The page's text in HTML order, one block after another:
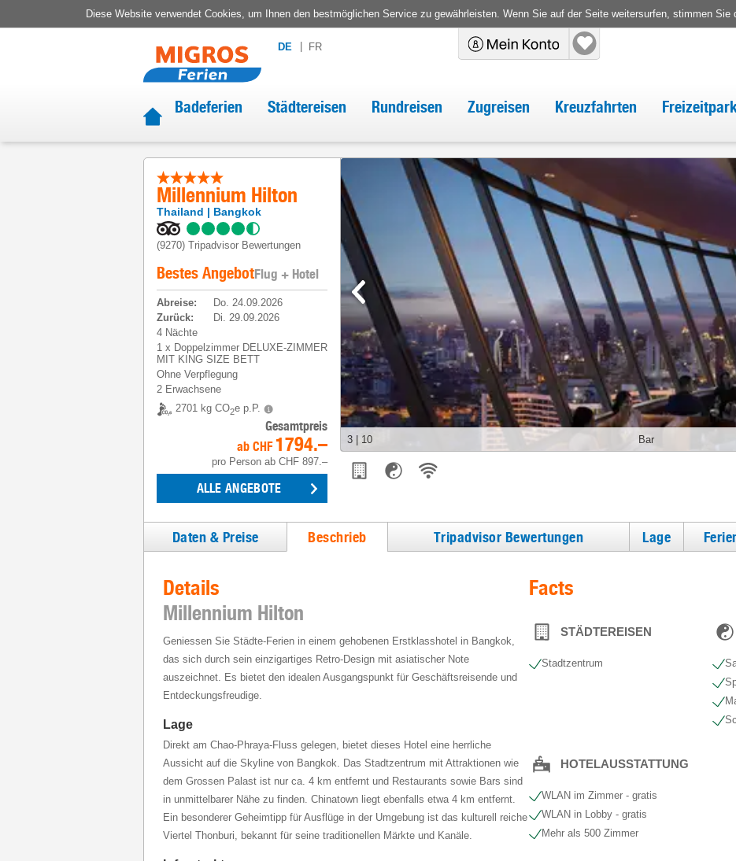
Diese Website verwendet Cookies, um Ihnen den bestmöglichen Service zu gewährleisten. Wenn Sie auf der Seite weitersurfen, stimmen Sie
DE FR
Badeferien Städtereisen Rundreisen Zugreisen Kreuzfahrten
Millennium Hilton
Thailand Bangkok
(9270) Tripadvisor Bewertungen
Bestes AngebotFlug + Hotel
Abreise:
Do. 24.09.2026
Zurück:
Di. 29.09.2026
4 Nächte
1 x Doppelzimmer DELUXE-ZIMMER
MIT KING SIZE BETT
Ohne Verpflegung
2 Erwachsene
2701 kg CO2e p.P.
Gesamtpreis
ab CHF 1794.–
pro Person ab CHF 897.–
ALLE ANGEBOTE
Bar
3 10
Daten & Preise Beschrieb Tripadvisor Bewertungen Lage
Details
Millennium Hilton
Geniessen Sie Städte-Ferien in einem gehobenen Erstklasshotel in Bangkok,
das sich durch sein einzigartiges Retro-Design mit asiatischer Note
auszeichnet. Es bietet den idealen Ausgangspunkt für Geschäftsreisende und
Entdeckungsfreudige.
Lage
Direkt am Chao-Phraya-Fluss gelegen, bietet dieses Hotel eine herrliche
Aussicht auf die Skyline von Bangkok. Das Stadtzentrum mit Attraktionen wie
dem Grossen Palast ist nur ca. 4 km entfernt und Restaurants sowie Bars sind
in unmittelbarer Nähe zu finden. Chinatown liegt ebenfalls etwa 4 km entfernt.
Ein besonderer Geheimtipp für Ausflüge in der Umgebung ist das kulturell reiche
Viertel Thonburi, bekannt für seine traditionellen Märkte und Kanäle.
Facts
STÄDTEREISEN
Stadtzentrum
HOTELAUSSTATTUNG
WLAN im Zimmer - gratis
WLAN in Lobby - gratis
Mehr als 500 Zimmer